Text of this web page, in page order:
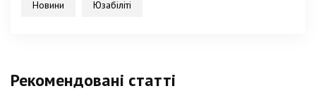
Новини Юзабіліті
Рекомендовані статті